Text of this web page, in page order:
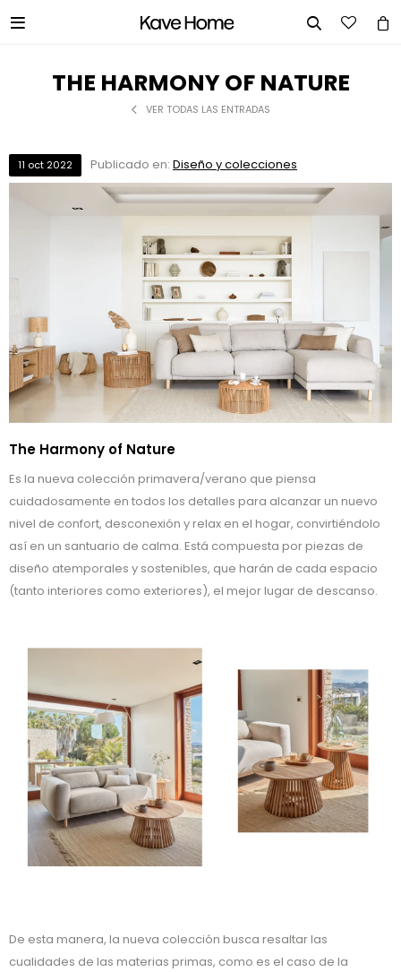
 
THE HARMONY OF NATURE
VER TODAS LAS ENTRADAS
11 oct 2022 Publicado en: Diseño y colecciones
The Harmony of Nature
Es la nueva colección primavera/verano que piensa
cuidadosamente en todos los detalles para alcanzar un nuevo
nivel de confort, desconexión y relax en el hogar, convirtiéndolo
así en un santuario de calma. Está compuesta por piezas de
diseño atemporales y sostenibles, que harán de cada espacio
(tanto interiores como exteriores), el mejor lugar de descanso.
De esta manera, la nueva colección busca resaltar las
cualidades de las materias primas, como es el caso de la